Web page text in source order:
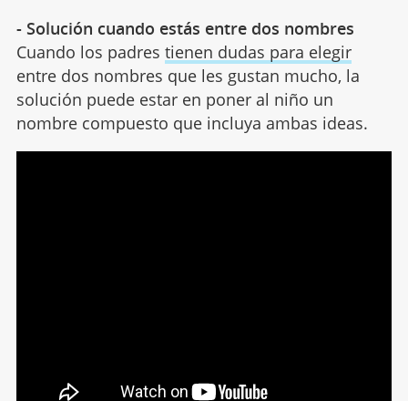
- Solución cuando estás entre dos nombres
Cuando los padres tienen dudas para elegir
entre dos nombres que les gustan mucho, la
solución puede estar en poner al niño un
nombre compuesto que incluya ambas ideas.